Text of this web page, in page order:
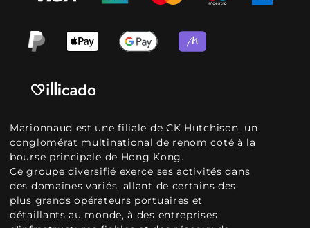
Marionnaud est une filiale de CK Hutchison, un
conglomérat multinational de renom coté à la
bourse principale de Hong Kong.
Ce groupe diversifié exerce ses activités dans
des domaines variés, allant de certains des
plus grands opérateurs portuaires et
détaillants au monde, à des entreprises